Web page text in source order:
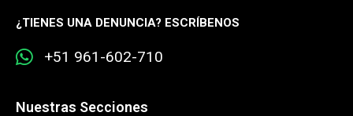
¿TIENES UNA DENUNCIA? ESCRÍBENOS
+51 961-602-710
Nuestras Secciones